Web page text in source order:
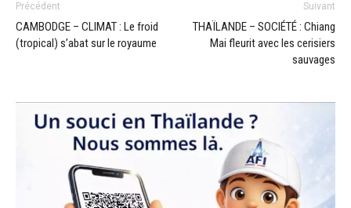
Précédent
CAMBODGE – CLIMAT : Le froid
(tropical) s’abat sur le royaume
Suivant
THAÏLANDE – SOCIÉTÉ : Chiang
Mai fleurit avec les cerisiers
sauvages